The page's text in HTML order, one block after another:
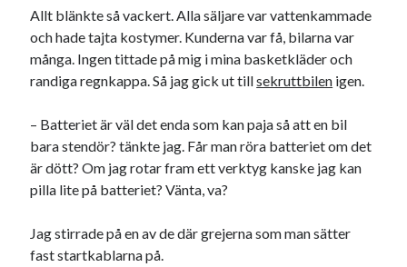
Allt blänkte så vackert. Alla säljare var vattenkammade
och hade tajta kostymer. Kunderna var få, bilarna var
många. Ingen tittade på mig i mina basketkläder och
randiga regnkappa. Så jag gick ut tillsekruttbilen igen.
– Batteriet är väl det enda som kan paja så att en bil
bara stendör? tänkte jag. Får man röra batteriet om det
är dött? Om jag rotar fram ett verktyg kanske jag kan
pilla lite på batteriet? Vänta, va?
Jag stirrade på en av de där grejerna som man sätter
fast startkablarna på.